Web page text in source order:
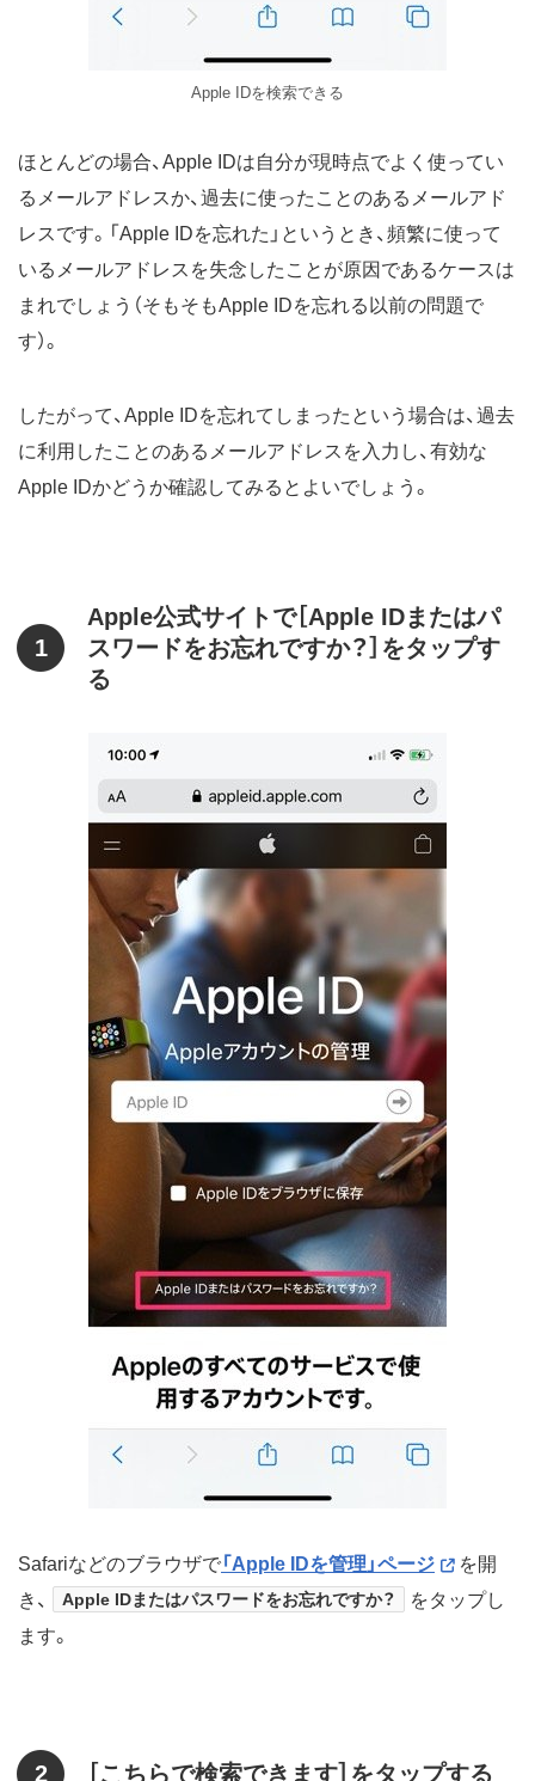
Apple IDを検索できる
ほとんどの場合、Apple IDは自分が現時点でよく使ってい
るメールアドレスか、過去に使ったことのあるメールアド
レスです。「Apple IDを忘れた」というとき、頻繁に使って
いるメールアドレスを失念したことが原因であるケースは
まれでしょう（そもそもApple IDを忘れる以前の問題で
す）。
したがって、Apple IDを忘れてしまったという場合は、過去
に利用したことのあるメールアドレスを入力し、有効な
Apple IDかどうか確認してみるとよいでしょう。
1
Apple公式サイトで［Apple IDまたはパ
スワードをお忘れですか？］をタップす
る
Safariなどのブラウザで「Apple IDを管理」ページ
を開
き、
Apple IDまたはパスワードをお忘れですか？
をタップし
ます。
2 ［こちらで検索できます］をタップする